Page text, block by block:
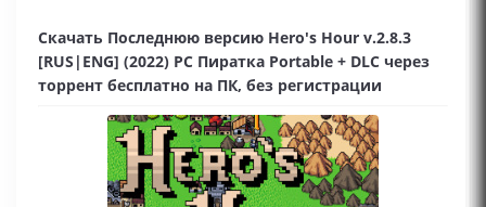
Скачать Последнюю версию Hero's Hour v.2.8.3
[RUS|ENG] (2022) PC Пиратка Portable + DLC через
торрент бесплатно на ПК, без регистрации